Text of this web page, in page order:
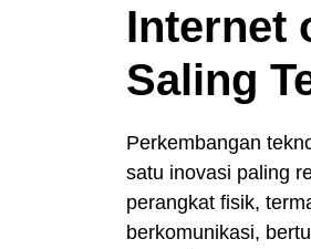
Internet
Saling
Perkembangan
satu inovasi paling
perangkat fisik,
berkomunikasi,